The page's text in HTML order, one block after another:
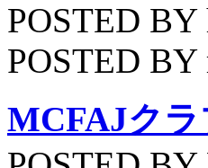
POSTED BY
POSTED
MCFAJク